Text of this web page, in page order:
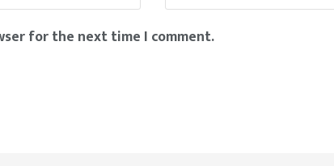
for the next time I comment.